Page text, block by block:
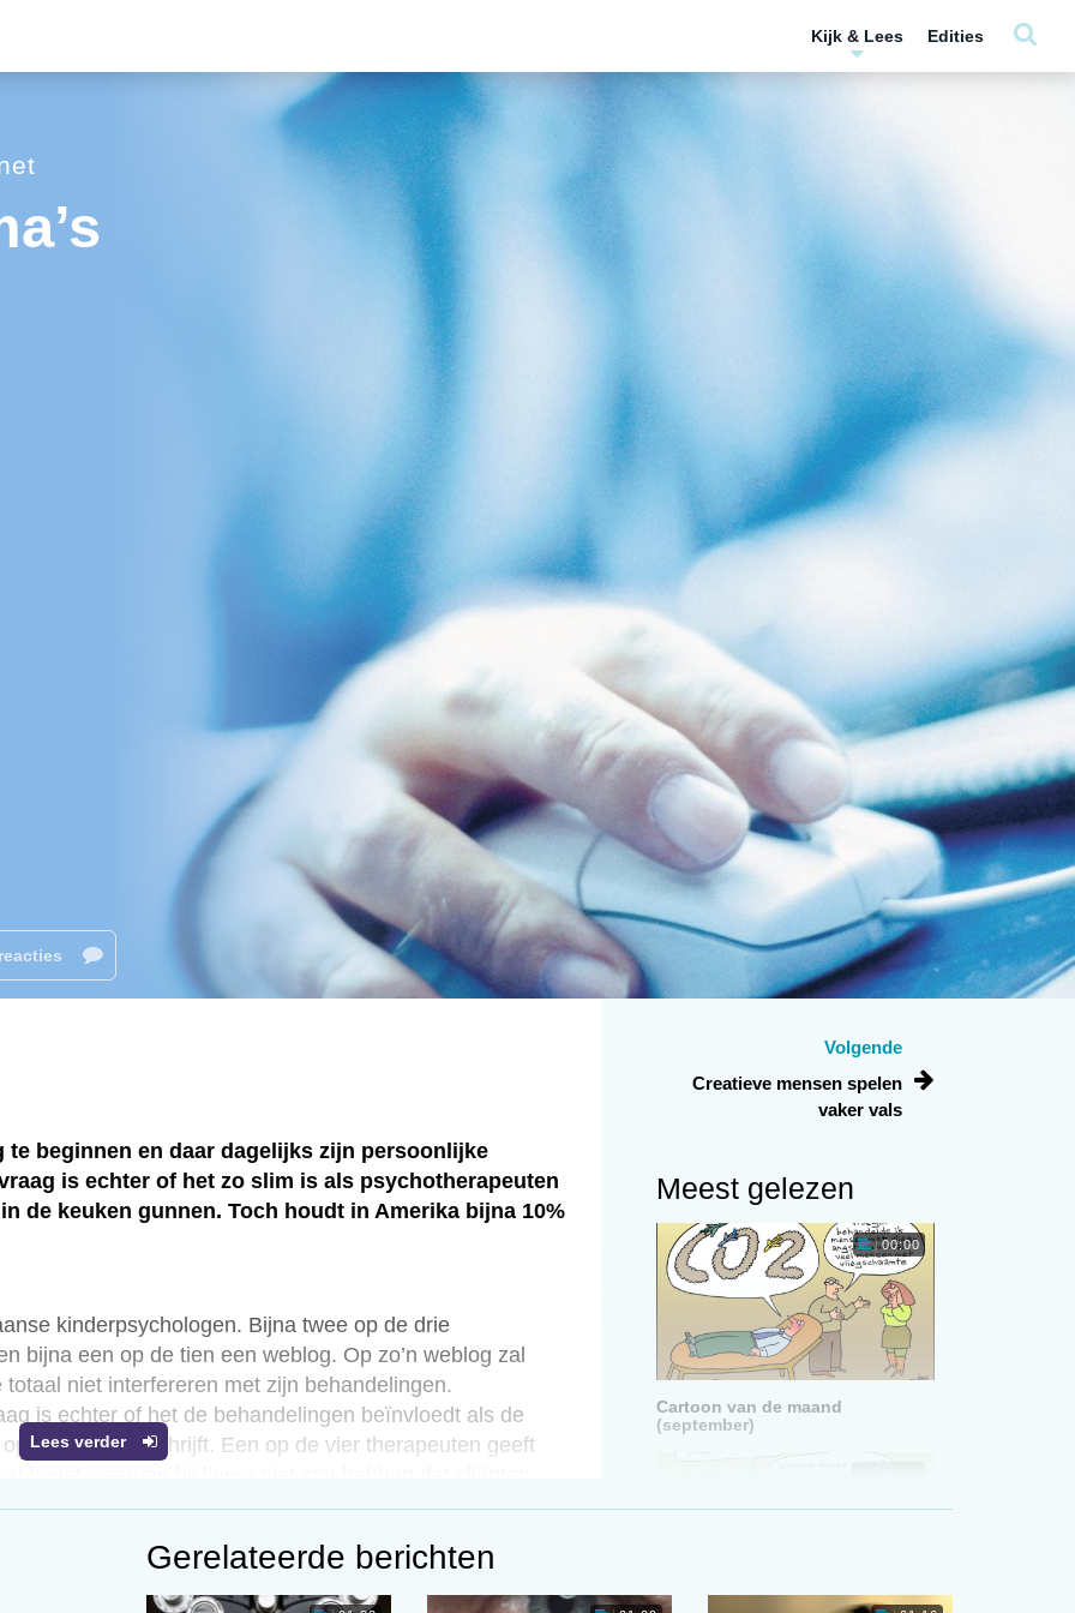
Kijk & Lees Edities
Lees verder
te beginnen en daar dagelijks zijn persoonlijke
is echter of het zo slim is als psychotherapeuten
de keuken gunnen. Toch houdt in Amerika bijna 10%
kinderpsychologen. Bijna twee op de drie
bijna een op de tien een weblog. Op zo’n weblog zal
niet interfereren met zijn behandelingen.
is echter of het de behandelingen beïnvloedt als de
zijn weblog schrijft. Een op de vier therapeuten geeft
wel hun weblog te hebben beveiligd.
of weblog hebben kan dat ethische dilemma’s
niets over zegt. Confronteer je de cliënt daarmee?
Volgende
Creatieve mensen spelen
vaker vals
Meest gelezen
00:00
Cartoon van de maand
(september)
Gerelateerde berichten